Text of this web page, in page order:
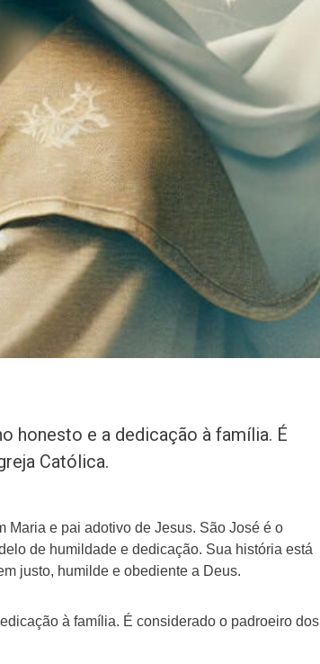
honesto e a dedicação à família. É
Católica.
Maria e pai adotivo de Jesus. São José é o
de humildade e dedicação. Sua história está
justo, humilde e obediente a Deus.
à família. É considerado o padroeiro dos